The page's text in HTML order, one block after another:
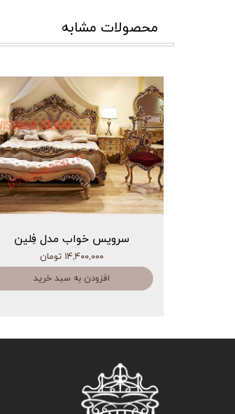
محصولات مشابه
سرویس خواب مدل فِلین
۱۴,۴۰۰,۰۰۰ تومان
افزودن به سبد خرید